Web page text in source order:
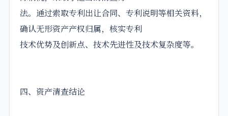
法。通过索取专利出让合同、专利说明等相关资料，
确认无形资产产权归属，核实专利
技术优势及创新点、技术先进性及技术复杂度等。
四、资产清查结论